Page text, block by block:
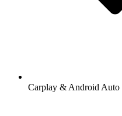
Carplay & Android Auto